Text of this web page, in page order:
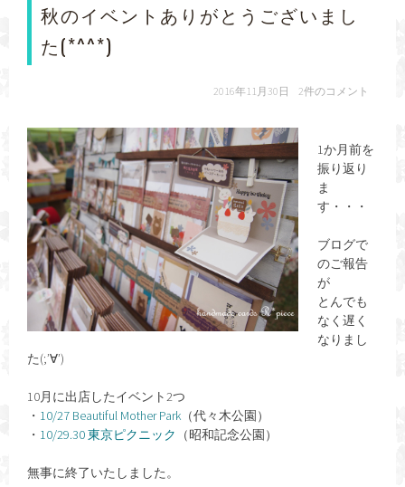
秋のイベントありがとうございまし
た(*^^*)
2016年11月30日 2件のコメント
1か月前を
振り返り
ま
す・・・
ブログで
のご報告
が
とんでも
なく遅く
なりまし
た(;’∀’)
10月に出店したイベント2つ
・ 10/27 Beautiful Mother Park （代々木公園）
・ 10/29.30 東京ピクニック （昭和記念公園）
無事に終了いたしました。